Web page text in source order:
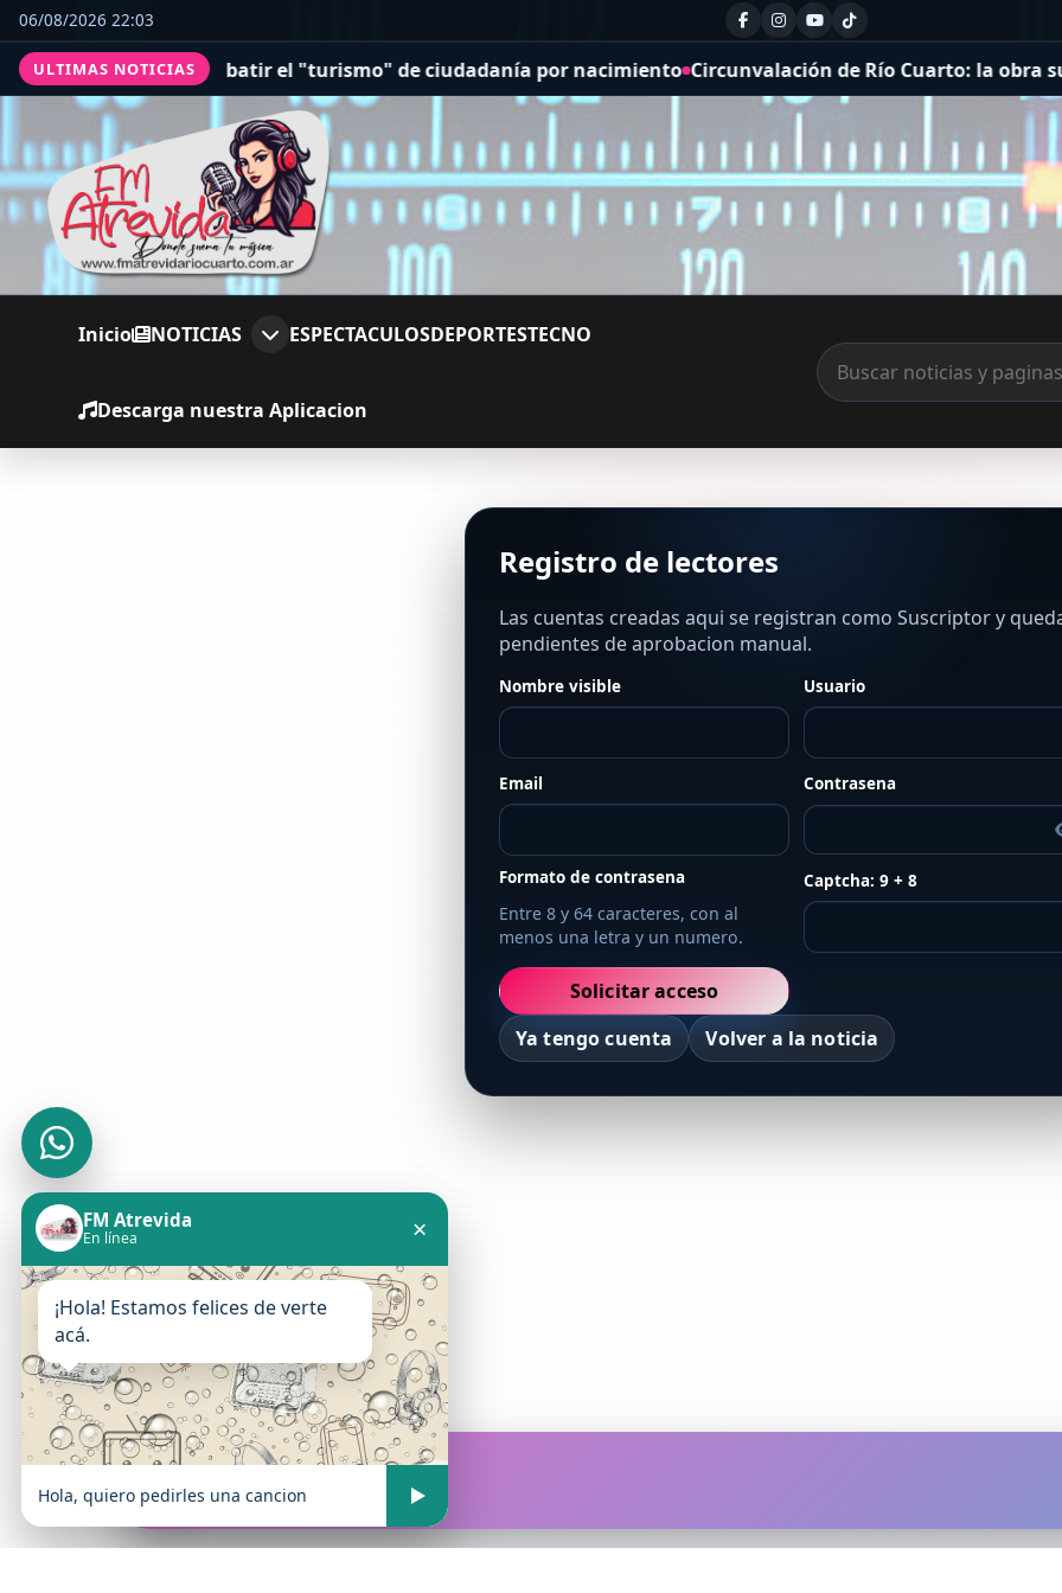
06/08/2026 22:03
ULTIMAS NOTICIAS
para combatir el "turismo" de ciudadanía por nacimiento Circunvalación de Río Cuarto: la obra
Inicio NOTICIAS ESPECTACULOSDEPORTESTECNO
Descarga nuestra Aplicacion
Registro de lectores
Las cuentas creadas aqui se registran como Suscriptor y
pendientes de aprobacion manual.
Nombre visible Usuario
Email Contrasena
Formato de contrasena
Entre 8 y 64 caracteres, con al
menos una letra y un numero.
Captcha: 9 + 8
Solicitar acceso
Ya tengo cuenta
Volver a la noticia
FM Atrevida
En vivo
FM Atrevida
En línea ×
¡Hola! Estamos felices de verte
acá.